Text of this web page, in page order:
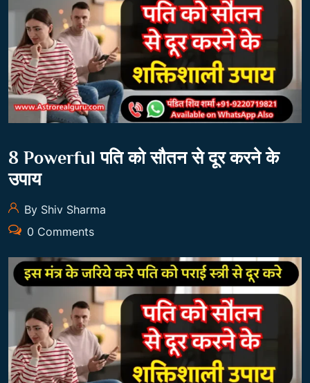
8 Powerful पति को सौतन से दूर करने के
उपाय
By Shiv Sharma
0 Comments